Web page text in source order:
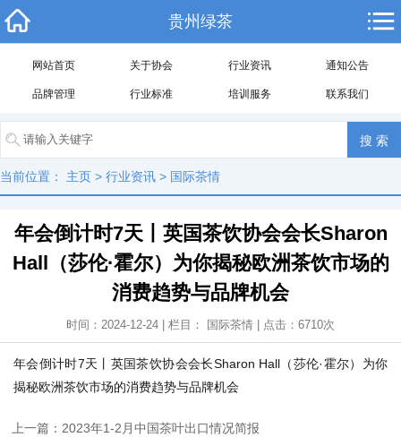
贵州绿茶
网站首页 关于协会 行业资讯 通知公告
品牌管理 行业标准 培训服务 联系我们
当前位置： 主页 > 行业资讯 > 国际茶情
年会倒计时7天丨英国茶饮协会会长Sharon
Hall（莎伦·霍尔）为你揭秘欧洲茶饮市场的
消费趋势与品牌机会
时间：2024-12-24 | 栏目： 国际茶情 | 点击： 6710次
年会倒计时7天丨英国茶饮协会会长Sharon Hall（莎伦·霍尔）为你
揭秘欧洲茶饮市场的消费趋势与品牌机会
上一篇：2023年1-2月中国茶叶出口情况简报